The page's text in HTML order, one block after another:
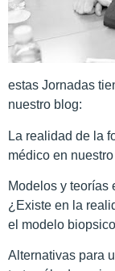
estas Jornadas
nuestro blog:
La realidad de la
médico en
Modelos y teorías
¿Existe en la
el modelo
Alternativas para